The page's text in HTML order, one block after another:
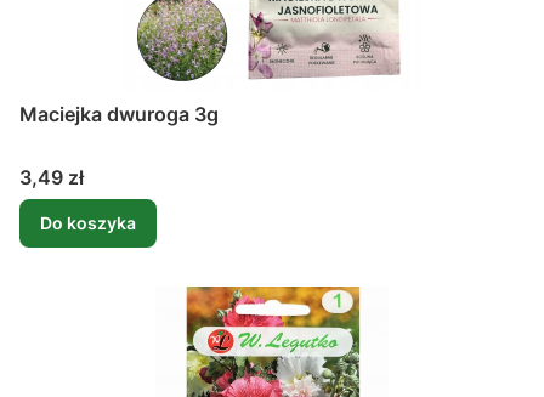
Maciejka dwuroga 3g
Cena
3,49 zł
Do koszyka